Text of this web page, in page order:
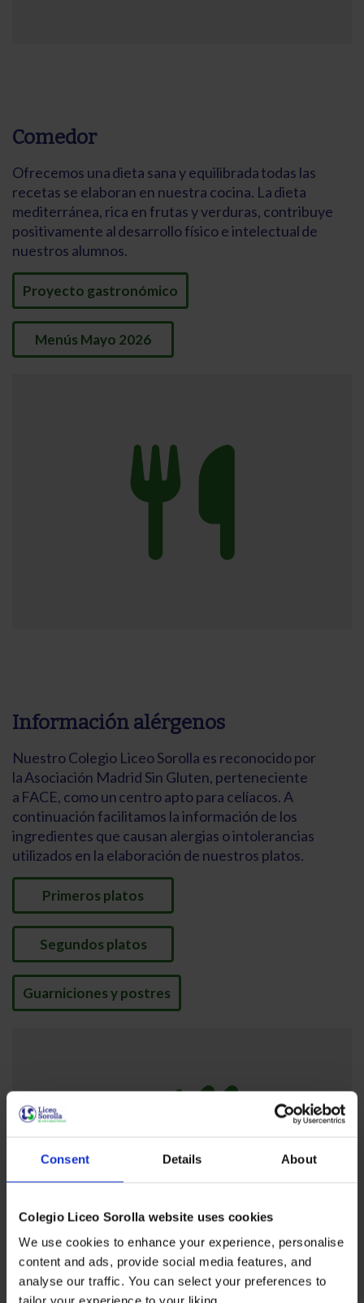
Consent Details About
Colegio Liceo Sorolla website uses cookies
We use cookies to enhance your experience, personalise
content and ads, provide social media features, and
analyse our traffic. You can select your preferences to
Comedor
Ofrecemos una dieta sana y equilibrada todas las
recetas se elaboran en nuestra cocina. La dieta
mediterránea, rica en frutas y verduras, contribuye
positivamente al desarrollo físico e intelectual de
nuestros alumnos.
Proyecto gastronómico
Menús Mayo 2026
Información alérgenos
Nuestro Colegio Liceo Sorolla es reconocido por
la Asociación Madrid Sin Gluten, perteneciente
a FACE, como un centro apto para celíacos. A
continuación facilitamos la información de los
ingredientes que causan alergias o intolerancias
utilizados en la elaboración de nuestros platos.
Primeros platos
Segundos platos
Guarniciones y postres